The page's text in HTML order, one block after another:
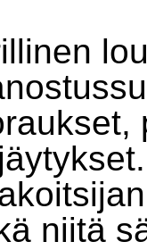
niitä